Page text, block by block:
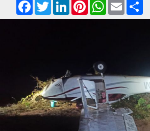
FacebookTwitterLinkedInPinterestWhatsApp
Email